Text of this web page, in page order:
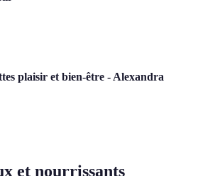
plaisir et bien-être - Alexandra
et nourrissants